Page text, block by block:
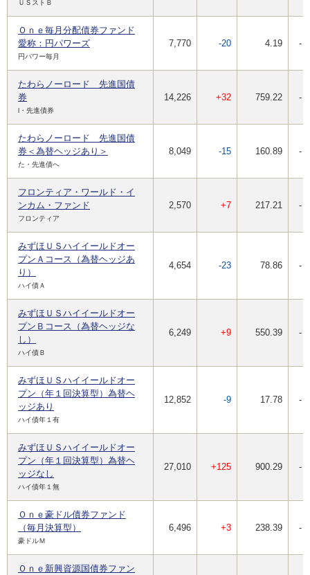
ＵＳストＢ
Ｏｎｅ毎月分配債券ファンド
愛称：円パワーズ
円パワー毎月
7,770 -20 4.19 -
たわらノーロード 先進国債
券
l・先進債券
14,226 +32 759.22 -
たわらノーロード 先進国債
券＜為替ヘッジあり＞
た・先進債へ
8,049 -15 160.89 -
フロンティア・ワールド・イ
ンカム・ファンド
フロンティア
2,570 +7 217.21 -
みずほＵＳハイイールドオー
プンＡコース（為替ヘッジあ
り）
ハイ債Ａ
4,654 -23 78.86 -
みずほＵＳハイイールドオー
プンＢコース（為替ヘッジな
し）
ハイ債Ｂ
6,249 +9 550.39 -
みずほＵＳハイイールドオー
プン（年１回決算型）為替ヘ
ッジあり
ハイ債年１有
12,852 -9 17.78 -
みずほＵＳハイイールドオー
プン（年１回決算型）為替ヘ
ッジなし
ハイ債年１無
27,010 +125 900.29 -
Ｏｎｅ豪ドル債券ファンド
（毎月決算型）
豪ドルＭ
6,496 +3 238.39 -
Ｏｎｅ新興資源国債券ファン